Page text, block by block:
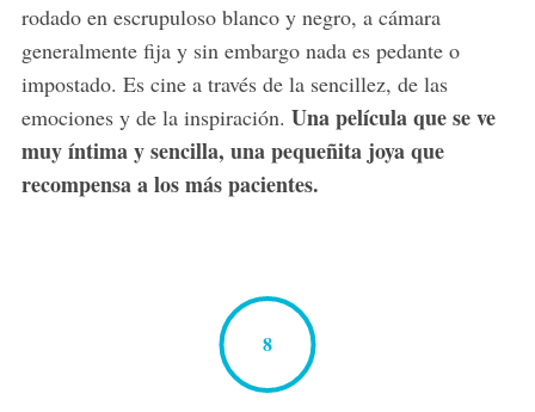
rodado en escrupuloso blanco y negro, a cámara
generalmente fija y sin embargo nada es pedante o
impostado. Es cine a través de la sencillez, de las
emociones y de la inspiración. Una película que se ve
muy íntima y sencilla, una pequeñita joya que
recompensa a los más pacientes.
8